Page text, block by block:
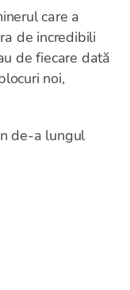
care a
de incredibili
de fiecare dată
noi,
de-a lungul